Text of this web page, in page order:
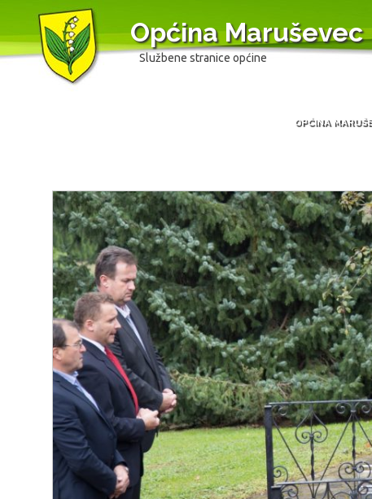
Općina Maruševec
Službene stranice općine
OPĆINA